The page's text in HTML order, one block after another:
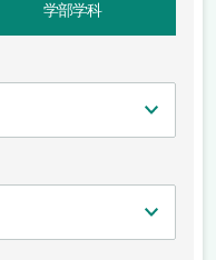
学部学科